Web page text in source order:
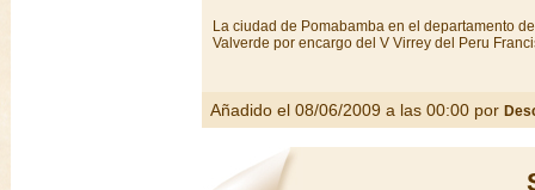
La ciudad de Pomabamba en el departamento
Valverde por encargo del V Virrey del Peru
Añadido el 08/06/2009 a las 00:00 por